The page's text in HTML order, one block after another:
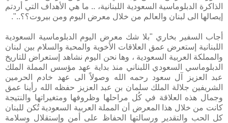
الذاكرة الدبلوماسية السعودية اللبنانية، .. ما هي الأهداف التي أردتم
إيصالها الى لبنان والعالم من خلال معرض اليوم ومن بيروت؟؟..".
أجاب السفير بخاري "بلا شك معرض اليوم الدبلوماسية السعودية
اللبنانية إستعرض عمق العلاقات الأخوية والمحبة والسلام بين لبنان
والمملكة العربية السعودية ، وها نحن اليوم نشاهد إستعراض للتاريخ
الدبلوماسي السعودي اللبناني منذ بداية عهد مؤسس المملة الملك
عبد العزيز آل سعود رحمه الله وصولاً الى عهد خادم الحرمين
الشريفين جلالة الملك سلمان بن عبد العزيز حفظه الله رأينا عمق
وجمال هذه العلاقة في كُل مراحلها وظروفها ومتغيراتها والنتيجة
كانت من خلال هذا المعرض أن المملة العربية السعودية تُكن للبنان
كل الحب والتقدير ورسالتها الحفاظ على أمن وإستقلال وسلامة